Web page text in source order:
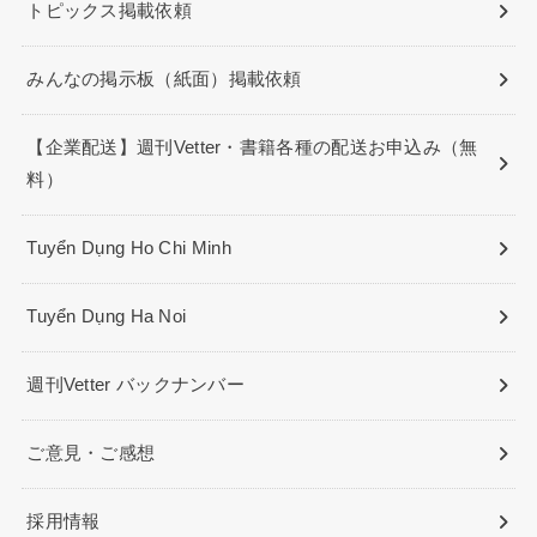
トピックス掲載依頼
みんなの掲示板（紙面）掲載依頼
【企業配送】週刊Vetter・書籍各種の配送お申込み（無
料）
Tuyển Dụng Ho Chi Minh
Tuyển Dụng Ha Noi
週刊Vetter バックナンバー
ご意見・ご感想
採用情報